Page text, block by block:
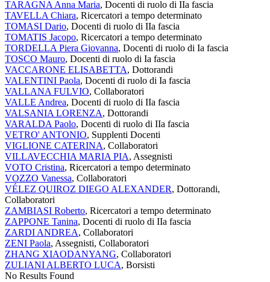
TARAGNA Anna Maria, Docenti di ruolo di IIa fascia
TAVELLA Chiara, Ricercatori a tempo determinato
TOMASI Dario, Docenti di ruolo di IIa fascia
TOMATIS Jacopo, Ricercatori a tempo determinato
TORDELLA Piera Giovanna, Docenti di ruolo di Ia fascia
TOSCO Mauro, Docenti di ruolo di Ia fascia
VACCARONE ELISABETTA, Dottorandi
VALENTINI Paola, Docenti di ruolo di Ia fascia
VALLANA FULVIO, Collaboratori
VALLE Andrea, Docenti di ruolo di IIa fascia
VALSANIA LORENZA, Dottorandi
VARALDA Paolo, Docenti di ruolo di IIa fascia
VETRO' ANTONIO, Supplenti Docenti
VIGLIONE CATERINA, Collaboratori
VILLAVECCHIA MARIA PIA, Assegnisti
VOTO Cristina, Ricercatori a tempo determinato
VOZZO Vanessa, Collaboratori
VÉLEZ QUIROZ DIEGO ALEXANDER, Dottorandi,
Collaboratori
ZAMBIASI Roberto, Ricercatori a tempo determinato
ZAPPONE Tanina, Docenti di ruolo di IIa fascia
ZARDI ANDREA, Collaboratori
ZENI Paola, Assegnisti, Collaboratori
ZHANG XIAODANYANG, Collaboratori
ZULIANI ALBERTO LUCA, Borsisti
No Results Found